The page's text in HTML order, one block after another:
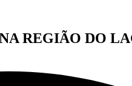
REGIÃO DO